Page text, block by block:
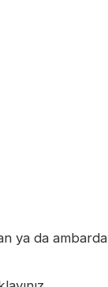
ya da